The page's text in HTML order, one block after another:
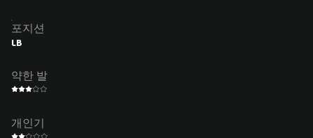
포지션
LB
약한 발
개인기